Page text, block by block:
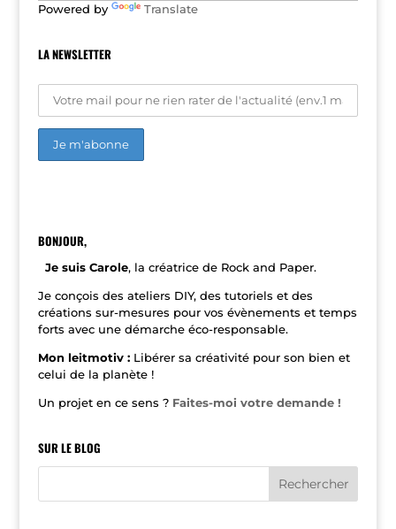
:Powered by Translate
LA NEWSLETTER
n
v
e
:
BONJOUR,
Je suis Carole, la créatrice de Rock and Paper.
Je conçois des ateliers DIY, des tutoriels et des
créations sur-mesures pour vos évènements et temps
forts avec une démarche éco-responsable.
Mon leitmotiv : Libérer sa créativité pour son bien et
celui de la planète !
Un projet en ce sens ? Faites-moi votre demande !
SUR LE BLOG